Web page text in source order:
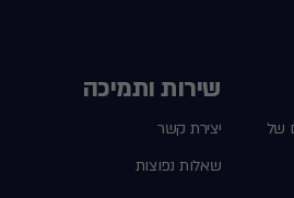
של
שירות ותמיכה
יצירת קשר
שאלות נפוצות